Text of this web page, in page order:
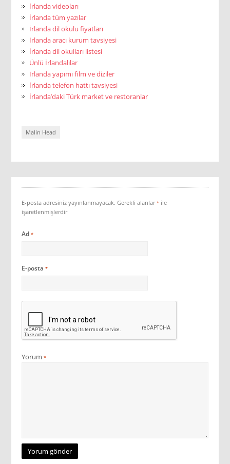
İrlanda videoları
İrlanda tüm yazılar
İrlanda dil okulu fiyatları
İrlanda aracı kurum tavsiyesi
İrlanda dil okulları listesi
Ünlü İrlandalılar
İrlanda yapımı film ve diziler
İrlanda telefon hattı tavsiyesi
İrlanda’daki Türk market ve restoranlar
Malin Head
E-posta adresiniz yayınlanmayacak. Gerekli alanlar* ile
işaretlenmişlerdir
Ad*
E-posta*
Yorum*